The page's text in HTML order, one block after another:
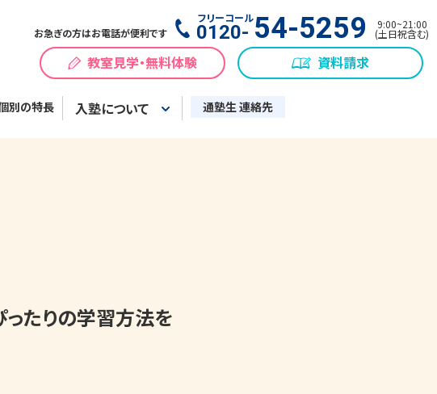
お急ぎの方はお電話が便利です
フリーコール
0120- 54-5259 9:00~21:00
(土日祝含む)
教室見学・無料体験 資料請求
別の特長 入塾について 通塾生 連絡先
たりの学習方法を